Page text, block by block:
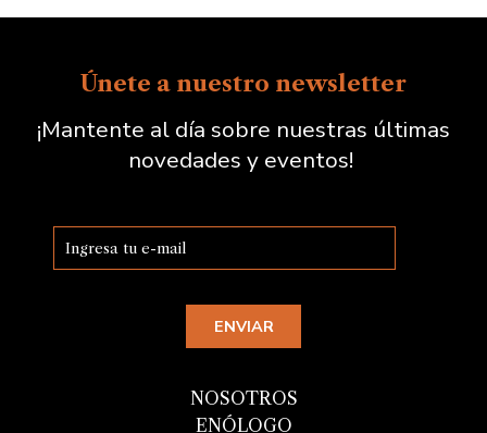
Únete a nuestro newsletter
¡Mantente al día sobre nuestras últimas
novedades y eventos!
NOSOTROS
ENÓLOGO